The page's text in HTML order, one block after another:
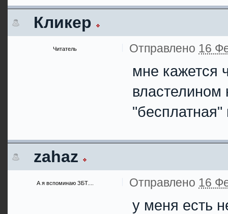
Кликер
Читатель Отправлено 16
мне кажется
властелином
"бесплатная"
zahaz
А я вспоминаю ЗБТ.... Отправлено 16
у меня есть